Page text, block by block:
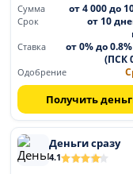
Сумма
от 4 000 до
Срок
от 10
Ставка
от 0% до
(ПСК
Одобрение
Получить
Деньги сразу
4.1